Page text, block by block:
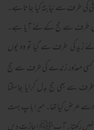
کی طرف سے نیابتہً کیا جاتا ہے۔
طرف سے حج کےلئے آیا ہے۔
زید کی طرف سے گیا تو وہ یوں
کسی معذور زندے کی طرف سے حج
سے بھی حج بدل کرایا جاسکتا
عرض کیا تھا۔ میرا باپ بہت